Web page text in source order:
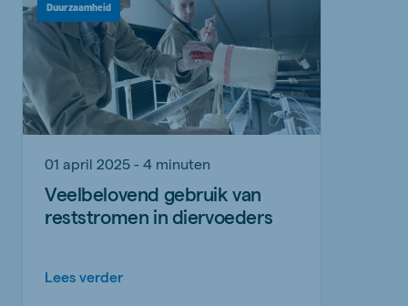
Duurzaamheid
01 april 2025 - 4 minuten
Veelbelovend gebruik van
reststromen in diervoeders
Lees verder